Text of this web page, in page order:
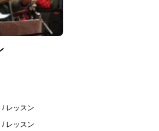
/ レッスン
/ レッスン